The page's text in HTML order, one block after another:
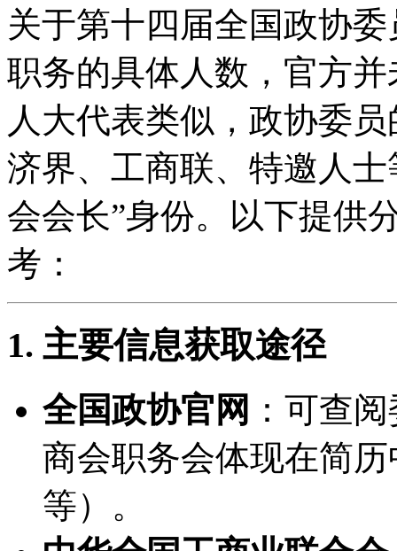
关于第十四届全国政协
职务的具体人数，官方
人大代表类似，政协委
济界、工商联、特邀人
会会长”身份。以下提供
考：
1. 主要信息获取途径
全国政协官网 ：可查
商会职务会体现在简
等）。